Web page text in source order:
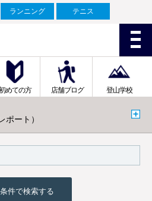
ランニング テニス
めての方 店舗ブログ 登山学校
ポート）
件で検索する